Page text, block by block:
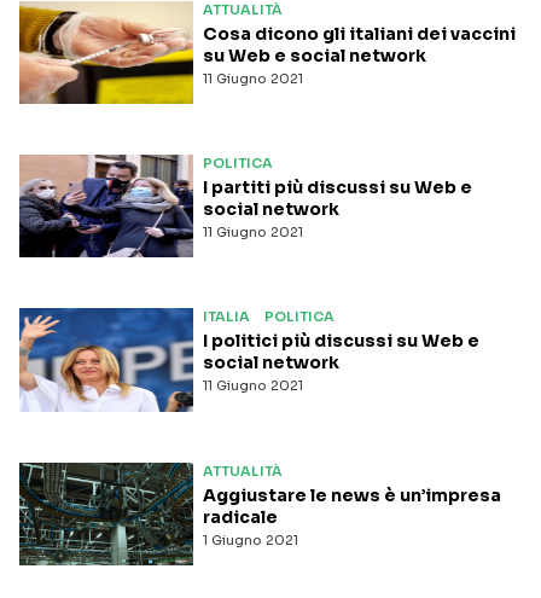
ATTUALITÀ
11 Giugno 2021
Cosa dicono gli italiani dei vaccini
su Web e social network
POLITICA
11 Giugno 2021
I partiti più discussi su Web e
social network
ITALIA POLITICA
11 Giugno 2021
I politici più discussi su Web e
social network
ATTUALITÀ
1 Giugno 2021
Aggiustare le news è un’impresa
radicale